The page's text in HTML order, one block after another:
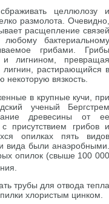
целлюлозу и
размолота. Очевидно,
расщепление связей
бактериальному
грибами. Грибы
и лигнином, превращая
лигнин, растирающийся в
вязкость.
в крупные кучи, при
ученый Бергстрем
древесины от ее
присутствием грибов и
опилках пять видов
вида были анаэробными.
опилок (свыше 100 000
трубы для отвода тепла
хлористым цинком.